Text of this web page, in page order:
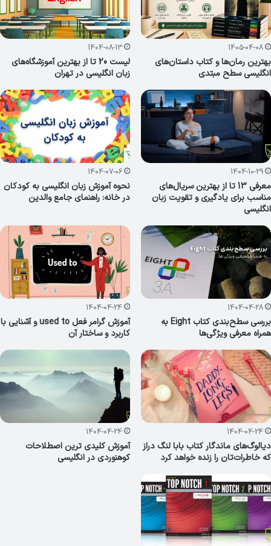
1405-04-08
بهترین رمان‌ها و کتاب داستان‌های
انگلیسی سطح مبتدی
1404-08-13
لیست 20 تا از بهترین آموزشگاه‌های
زبان انگلیسی در تهران
1404-10-29
معرفی 13 تا از بهترین سریال‌های
مناسب برای یادگیری و تقویت زبان
انگلیسی
1404-07-06
نحوه آموزش زبان انگلیسی به کودکان
در خانه: راهنمای جامع والدین
1404-04-28
بررسی سطح‌بندی کتاب Eight به
همراه معرفی ویژگی‌ها
1404-04-24
آموزش گرامر فعل used to و آشنایی با
کاربرد و ساختار آن
1404-04-24
دیالوگ‌های ماندگار کتاب بابا لنگ دراز
که خاطرات‌تان را زنده خواهد کرد
1404-04-24
آموزش کلیدی ترین اصطلاحات
کوهنوردی در انگلیسی